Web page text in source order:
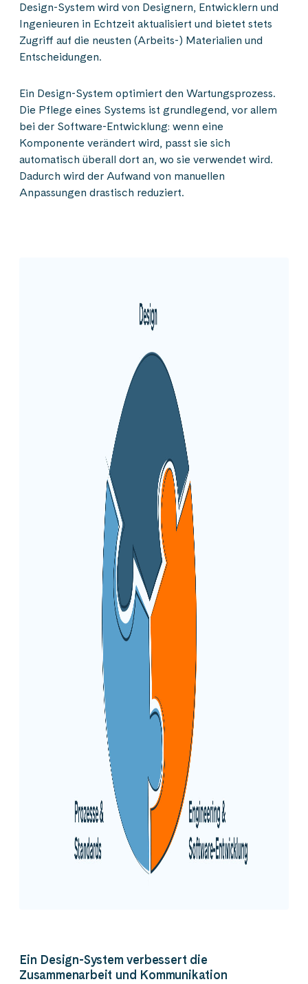
Design-System wird von Designern, Entwicklern und
Ingenieuren in Echtzeit aktualisiert und bietet stets
Zugriff auf die neusten (Arbeits-) Materialien und
Entscheidungen.
Ein Design-System optimiert den Wartungsprozess.
Die Pflege eines Systems ist grundlegend, vor allem
bei der Software-Entwicklung: wenn eine
Komponente verändert wird, passt sie sich
automatisch überall dort an, wo sie verwendet wird.
Dadurch wird der Aufwand von manuellen
Anpassungen drastisch reduziert.
Ein Design-System verbessert die
Zusammenarbeit und Kommunikation